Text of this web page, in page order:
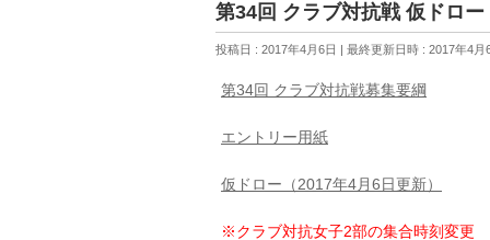
第34回 クラブ対抗戦 仮ドロー
投稿日 : 2017年4月6日 最終更新日時 : 2017年4月
第34回 クラブ対抗戦募集要綱
エントリー用紙
仮ドロー（2017年4月6日更新）
※クラブ対抗女子2部の集合時刻変更